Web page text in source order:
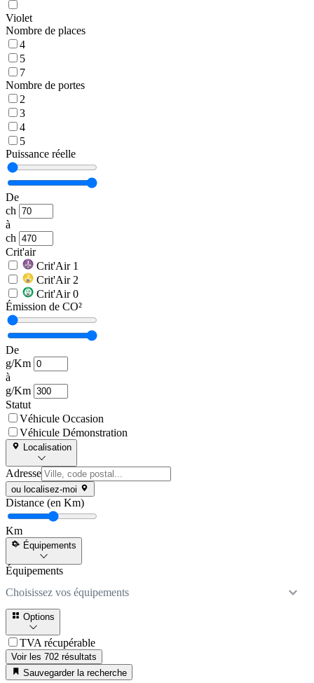
Violet
Nombre de places
4
5
7
Nombre de portes
2
3
4
5
Puissance réelle
De
ch
à
ch
Crit'air
Crit'Air 1
Crit'Air 2
Crit'Air 0
Émission de CO²
De
g/Km
à
g/Km
Statut
Véhicule Occasion
Véhicule Démonstration
Localisation
Adresse
ou localisez-moi
Distance (en Km)
Km
Équipements
Équipements
Choisissez vos équipements
Options
TVA récupérable
Voir les 702 résultats
Sauvegarder la recherche